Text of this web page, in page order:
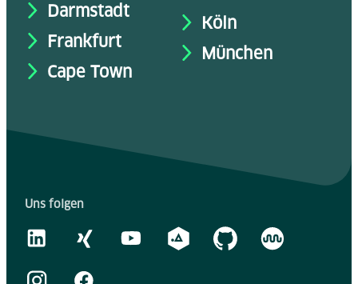
Darmstadt
Frankfurt
Cape Town
Köln
München
Uns folgen